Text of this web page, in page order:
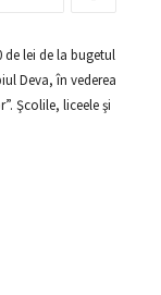
lei de la bugetul
Deva, în vederea
Şcolile, liceele şi